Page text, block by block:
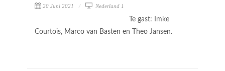
20 Juni 2021 Nederland 1
Te gast: Imke
Courtois, Marco van Basten en Theo Jansen.